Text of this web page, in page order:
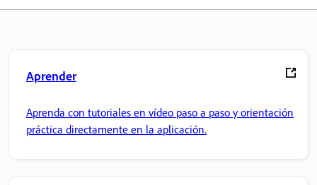
Aprender
Aprenda con tutoriales en vídeo paso a paso y orientación
práctica directamente en la aplicación.